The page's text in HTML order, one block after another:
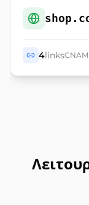
4links